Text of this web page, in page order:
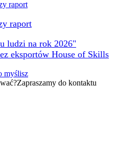
raport
ludzi na rok 2026"
eksportów House of Skills
myślisz
Zapraszamy do kontaktu